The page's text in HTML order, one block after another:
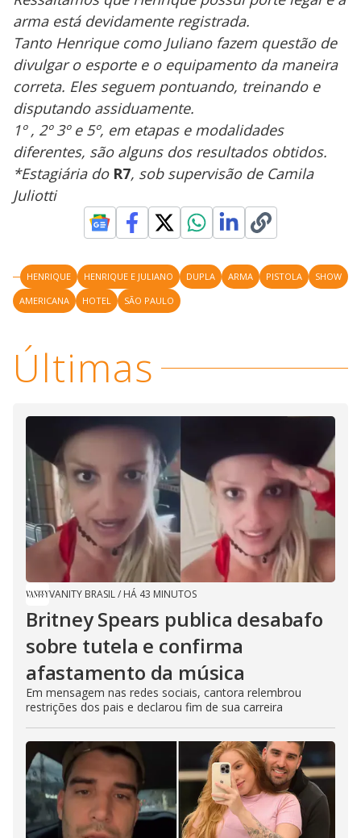
arma está devidamente registrada.
Tanto Henrique como Juliano fazem questão de
divulgar o esporte e o equipamento da maneira
correta. Eles seguem pontuando, treinando e
disputando assiduamente.
1º , 2º 3º e 5º, em etapas e modalidades
diferentes, são alguns dos resultados obtidos.
*Estagiária do R7, sob supervisão de Camila
Juliotti
HENRIQUE HENRIQUE E JULIANO DUPLA ARMA PISTOLA
SHOW
AMERICANA
HOTEL SÃO PAULO
Últimas
VANITY BRASIL/ HÁ 43 MINUTOS
Britney Spears publica desabafo
sobre tutela e confirma
afastamento da música
Em mensagem nas redes sociais, cantora relembrou
restrições dos pais e declarou fim de sua carreira